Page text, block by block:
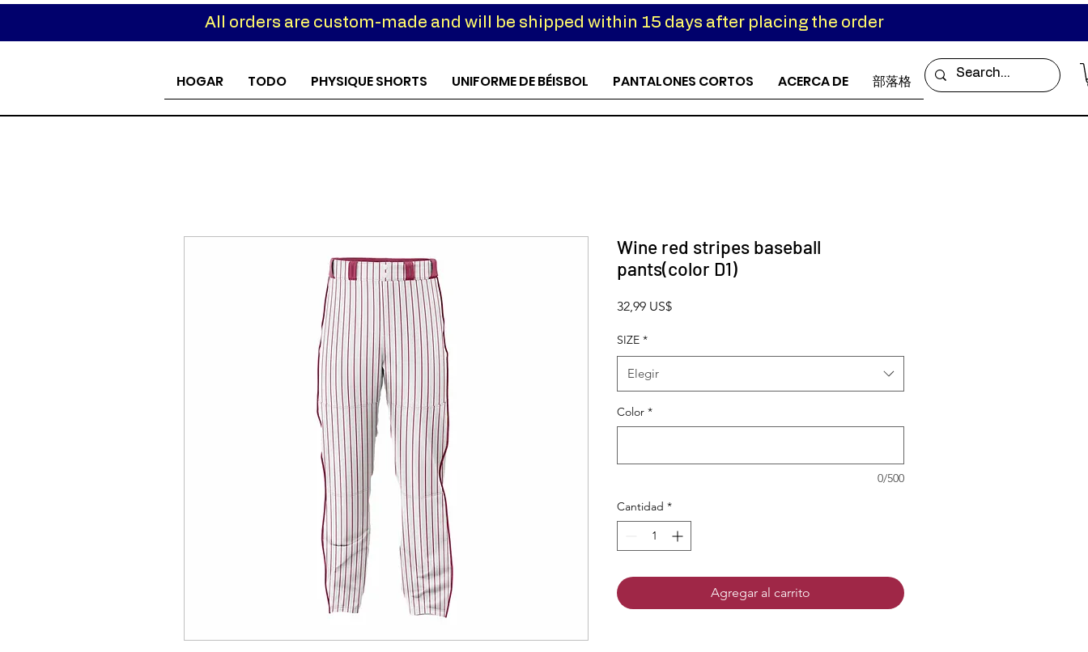
All orders are custom-made and will be shipped within 15 days after placing the order
HOGAR TODO PHYSIQUE SHORTS UNIFORME DE BÉISBOL PANTALONES CORTOS ACERCA DE 部落格
Wine red stripes baseball
pants(color D1)
32,99 US$Precio
SIZE *
Elegir
Color *
0/500
Cantidad *
Agregar al carrito